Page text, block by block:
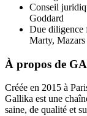
Conseil
Goddard
Due diligence
Marty, Mazars
À propos de
Créée en 2015 à
Gallika est une
saine, de qualité et